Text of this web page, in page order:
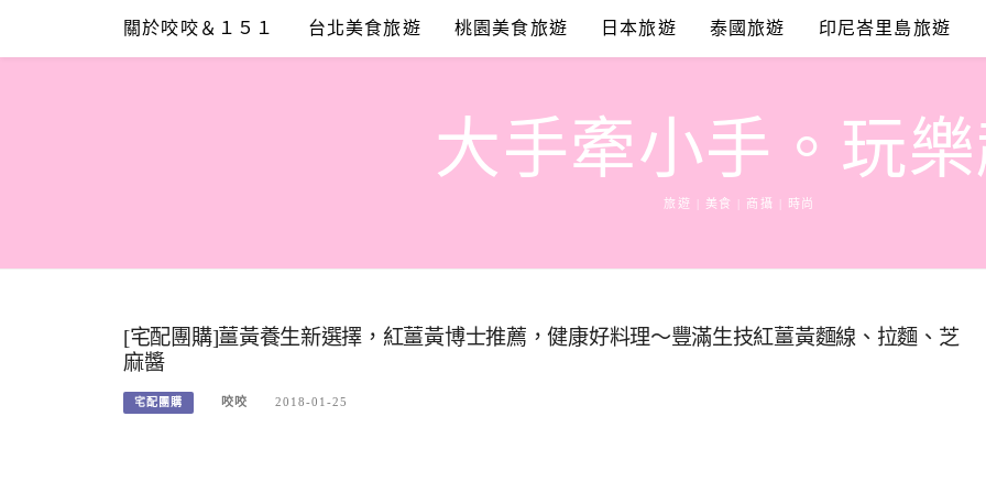
content
關於咬咬＆１５１ 台北美食旅遊 桃園美食旅遊 日本旅遊 泰國旅遊 印尼峇里島旅遊
大手牽小手。玩
旅遊 | 美食 | 商攝 | 時尚
[宅配團購]薑黃養生新選擇，紅薑黃博士推薦，健康好料理～豐滿生技紅薑黃麵線、拉麵、芝
麻醬
宅配團購 咬咬 2018-01-25